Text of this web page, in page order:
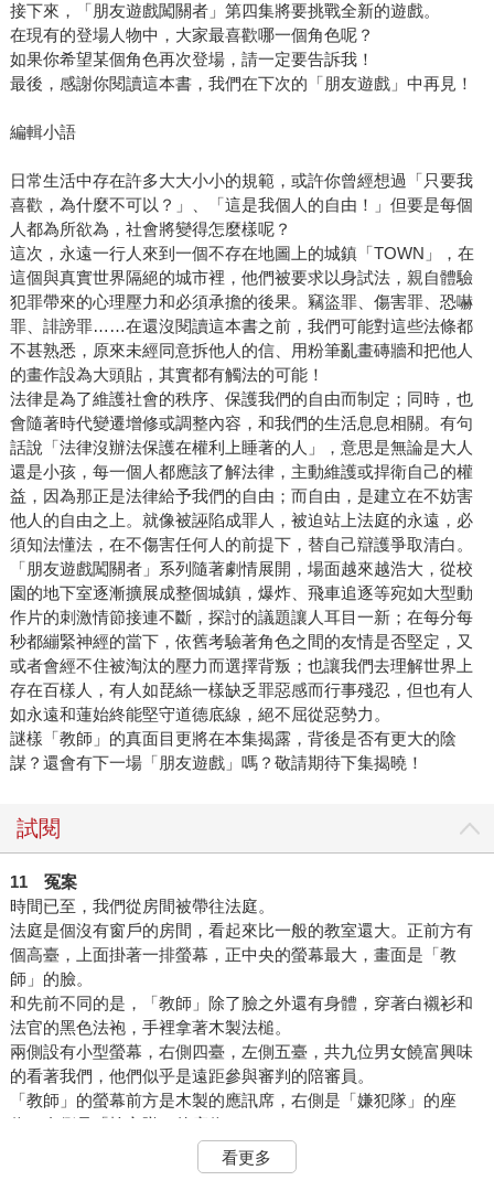
接下來，「朋友遊戲闖關者」第四集將要挑戰全新的遊戲。
在現有的登場人物中，大家最喜歡哪一個角色呢？
如果你希望某個角色再次登場，請一定要告訴我！
最後，感謝你閱讀這本書，我們在下次的「朋友遊戲」中再見！
編輯小語
日常生活中存在許多大大小小的規範，或許你曾經想過「只要我
喜歡，為什麼不可以？」、「這是我個人的自由！」但要是每個
人都為所欲為，社會將變得怎麼樣呢？
這次，永遠一行人來到一個不存在地圖上的城鎮「TOWN」，在
這個與真實世界隔絕的城市裡，他們被要求以身試法，親自體驗
犯罪帶來的心理壓力和必須承擔的後果。竊盜罪、傷害罪、恐嚇
罪、誹謗罪……在還沒閱讀這本書之前，我們可能對這些法條都
不甚熟悉，原來未經同意拆他人的信、用粉筆亂畫磚牆和把他人
的畫作設為大頭貼，其實都有觸法的可能！
法律是為了維護社會的秩序、保護我們的自由而制定；同時，也
會隨著時代變遷增修或調整內容，和我們的生活息息相關。有句
話說「法律沒辦法保護在權利上睡著的人」，意思是無論是大人
還是小孩，每一個人都應該了解法律，主動維護或捍衛自己的權
益，因為那正是法律給予我們的自由；而自由，是建立在不妨害
他人的自由之上。就像被誣陷成罪人，被迫站上法庭的永遠，必
須知法懂法，在不傷害任何人的前提下，替自己辯護爭取清白。
「朋友遊戲闖關者」系列隨著劇情展開，場面越來越浩大，從校
園的地下室逐漸擴展成整個城鎮，爆炸、飛車追逐等宛如大型動
作片的刺激情節接連不斷，探討的議題讓人耳目一新；在每分每
秒都繃緊神經的當下，依舊考驗著角色之間的友情是否堅定，又
或者會經不住被淘汰的壓力而選擇背叛；也讓我們去理解世界上
存在百樣人，有人如琵絲一樣缺乏罪惡感而行事殘忍，但也有人
如永遠和蓮始終能堅守道德底線，絕不屈從惡勢力。
謎樣「教師」的真面目更將在本集揭露，背後是否有更大的陰
謀？還會有下一場「朋友遊戲」嗎？敬請期待下集揭曉！
試閱
11冤案
時間已至，我們從房間被帶往法庭。
法庭是個沒有窗戶的房間，看起來比一般的教室還大。正前方有
個高臺，上面掛著一排螢幕，正中央的螢幕最大，畫面是「教
師」的臉。
和先前不同的是，「教師」除了臉之外還有身體，穿著白襯衫和
法官的黑色法袍，手裡拿著木製法槌。
兩側設有小型螢幕，右側四臺，左側五臺，共九位男女饒富興味
的看著我們，他們似乎是遠距參與審判的陪審員。
「教師」的螢幕前方是木製的應訊席，右側是「嫌犯隊」的座
位，左側是「檢方隊」的座位。
我坐到右側座位，桌上擺著我們剛才用手機購買的五張卡片，放
在從檢方隊角度看不見的位置。
看更多